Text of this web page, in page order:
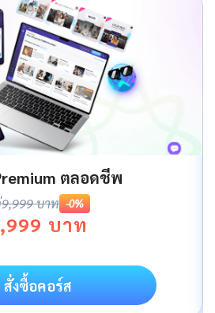
ตลอดชีพ
9,999 บาท -0%
บาท
สั่งซื้อคอร์ส